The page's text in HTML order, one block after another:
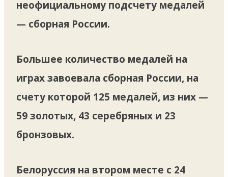
неофициальному подсчету медалей
— сборная России.
Большее количество медалей на
играх завоевала сборная России, на
счету которой 125 медалей, из них —
59 золотых, 43 серебряных и 23
бронзовых.
Белоруссия на втором месте с 24